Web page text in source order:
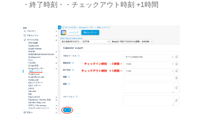
・終了時刻・・チェックアウト時刻 +1時間